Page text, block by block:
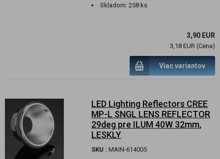
Skladom:258 ks
3,90 EUR
3,18 EUR (Cena)
Viac variantov
LED Lighting Reflectors CREE
MP-L SNGL LENS REFLECTOR
29deg pre ILUM 40W 32mm,
LESKLY
SKU : MAIN-614005